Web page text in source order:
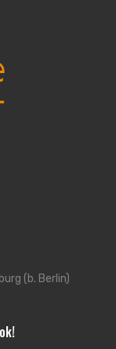
(b. Berlin)